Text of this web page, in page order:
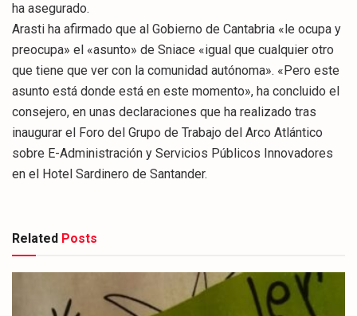
ha asegurado.
Arasti ha afirmado que al Gobierno de Cantabria «le ocupa y
preocupa» el «asunto» de Sniace «igual que cualquier otro
que tiene que ver con la comunidad autónoma». «Pero este
asunto está donde está en este momento», ha concluido el
consejero, en unas declaraciones que ha realizado tras
inaugurar el Foro del Grupo de Trabajo del Arco Atlántico
sobre E-Administración y Servicios Públicos Innovadores
en el Hotel Sardinero de Santander.
Related Posts